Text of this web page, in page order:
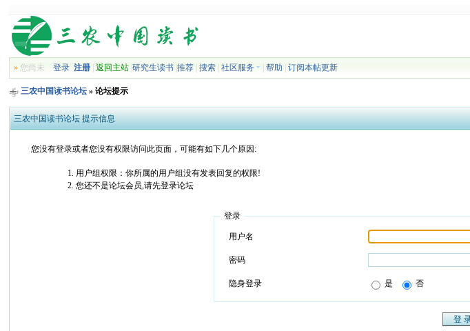
» 您尚未登录 注册 |返回主站 |研究生读书 |推荐 |搜索 |社区服务 |帮助 |订阅本帖更新
三农中国读书论坛 » 论坛提示
三农中国读书论坛 提示信息
您没有登录或者您没有权限访问此页面，可能有如下几个原因:
用户组权限：你所属的用户组没有发表回复的权限!
您还不是论坛会员,请先登录论坛
登录
用户名
密码
隐身登录 是 否